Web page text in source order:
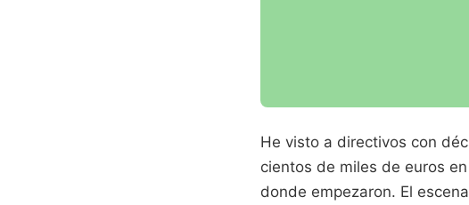
He visto a directivos con
cientos de miles de euros
donde empezaron. El